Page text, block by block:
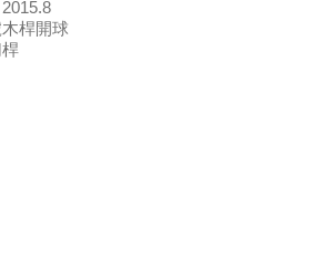
桿開球